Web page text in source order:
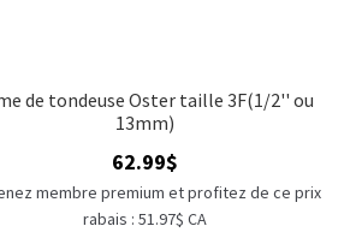
de tondeuse Oster taille 3F(1/2'' ou
13mm)
62.99$
membre premium et profitez de ce prix
rabais : 51.97$ CA